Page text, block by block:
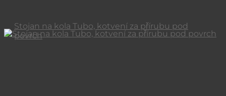
Stojan na kola Tubo, kotvení za přírubu pod
povrch